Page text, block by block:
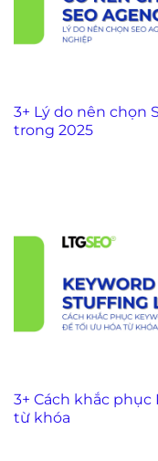
3+ Lý do nên chọn
trong 2025
3+ Cách khắc
từ khóa